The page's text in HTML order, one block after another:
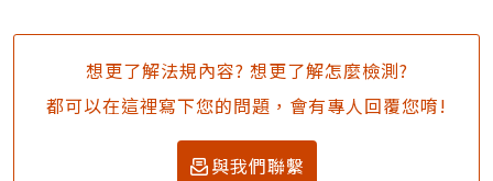
想更了解法規內容? 想更了解怎麼檢測?
都可以在這裡寫下您的問題，會有專人回覆您唷!
與我們聯繫